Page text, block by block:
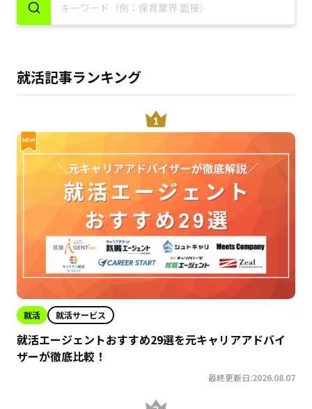
就活記事ランキング
就活 就活サービス
就活エージェントおすすめ29選を元キャリアアドバイ
ザーが徹底比較！
最終更新日:2026.08.07